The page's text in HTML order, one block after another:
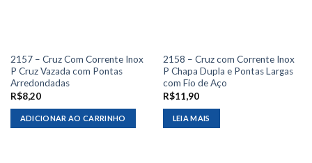
2157 – Cruz Com Corrente Inox
P Cruz Vazada com Pontas
Arredondadas
R$8,20
ADICIONAR AO CARRINHO
2158 – Cruz com Corrente Inox
P Chapa Dupla e Pontas Largas
com Fio de Aço
R$11,90
LEIA MAIS